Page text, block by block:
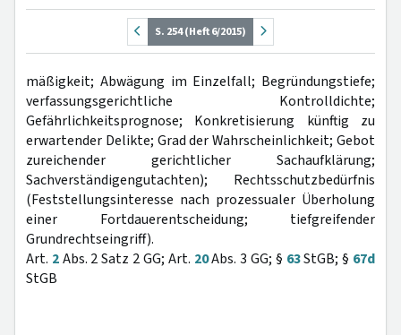
S. 254 (Heft 6/2015)
mäßigkeit; Abwägung im Einzelfall; Begründungstiefe;
verfassungsgerichtliche Kontrolldichte;
Gefährlichkeitsprognose; Konkretisierung künftig zu
erwartender Delikte; Grad der Wahrscheinlichkeit; Gebot
zureichender gerichtlicher Sachaufklärung;
Sachverständigengutachten); Rechtsschutzbedürfnis
(Feststellungsinteresse nach prozessualer Überholung
einer Fortdauerentscheidung; tiefgreifender
Grundrechtseingriff).
Art. 2Abs. 2 Satz 2 GG; Art. 20Abs. 3 GG; § 63StGB; § 67d
StGB